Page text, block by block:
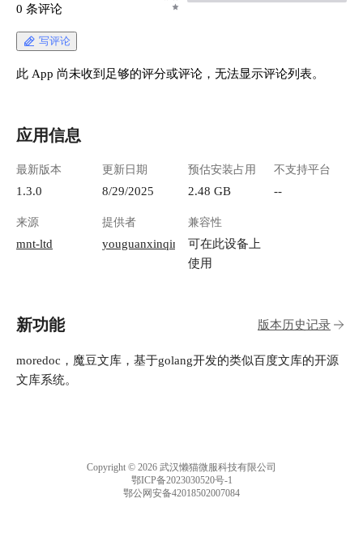
0 条评论
写评论
此 App 尚未收到足够的评分或评论，无法显示评论列表。
应用信息
最新版本
1.3.0
更新日期
8/29/2025
预估安装占用
2.48 GB
不支持平台
--
来源
mnt-ltd
提供者
youguanxinqing
兼容性
可在此设备上
使用
新功能 版本历史记录
moredoc，魔豆文库，基于golang开发的类似百度文库的开源
文库系统。
Copyright © 2026 武汉懒猫微服科技有限公司
鄂ICP备2023030520号-1
鄂公网安备42018502007084